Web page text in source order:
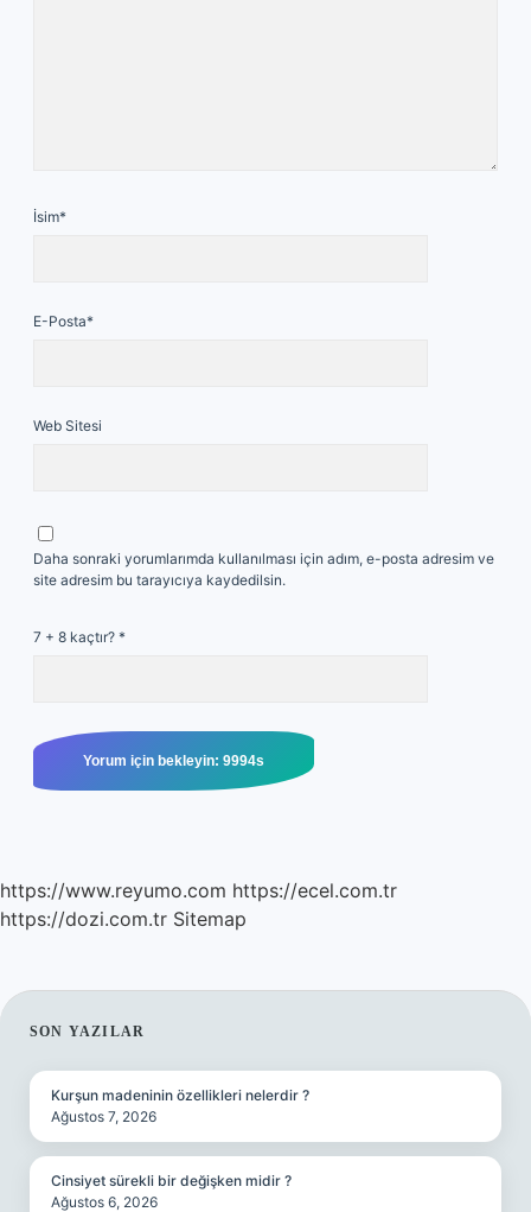
İsim*
E-Posta*
Web Sitesi
Daha sonraki yorumlarımda kullanılması için adım, e-posta adresim ve
site adresim bu tarayıcıya kaydedilsin.
7 + 8 kaçtır? *
https://www.reyumo.com https://ecel.com.tr
https://dozi.com.tr Sitemap
SIDEBAR
SON YAZILAR
Kurşun madeninin özellikleri nelerdir ?
Ağustos 7, 2026
Cinsiyet sürekli bir değişken midir ?
Ağustos 6, 2026